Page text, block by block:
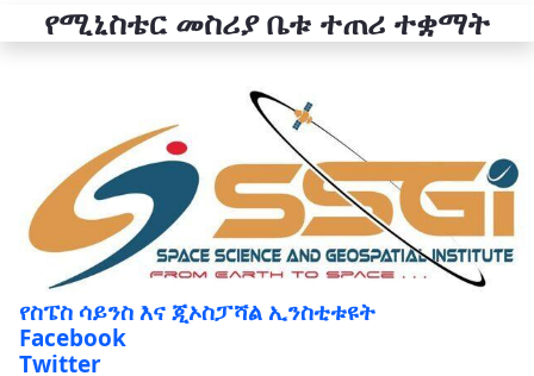
የሚኒስቴር መስሪያ ቤቱ ተጠሪ ተቋማት
የስፔስ ሳይንስ እና ጂኦስፓሻል ኢንስቲቱዩት
Facebook
Twitter